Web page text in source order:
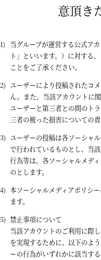
意頂き
当グループが運営する公式ア
ト」といいます。）に対する
ことをご了承ください。
ユーザーにより投稿されたコ
ん。また、当該アカウントに
ユーザーと第三者との間のト
三者の被った損害についての責
ユーザーの投稿は各ソーシャ
で行われているものとし、当
行為等は、各ソーシャルメデ
のとします。
本ソーシャルメディアポリシ
ます。
禁止事項について
当該アカウントのご利用に際
を実現するために、以下のよ
ーの行為がいずれかに該当す